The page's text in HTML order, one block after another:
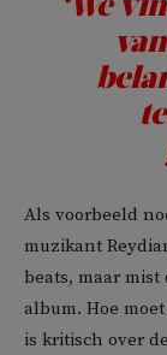
Als voorbeeld
muzikant
beats, maar
album. Hoe
is kritisch over